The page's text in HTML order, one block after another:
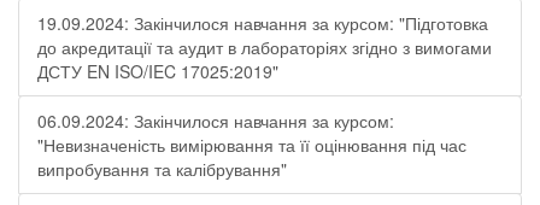
19.09.2024: Закінчилося навчання за курсом: "Підготовка
до акредитації та аудит в лабораторіях згідно з вимогами
ДСТУ EN ISO/IEC 17025:2019"
06.09.2024: Закінчилося навчання за курсом:
"Невизначеність вимірювання та її оцінювання під час
випробування та калібрування"